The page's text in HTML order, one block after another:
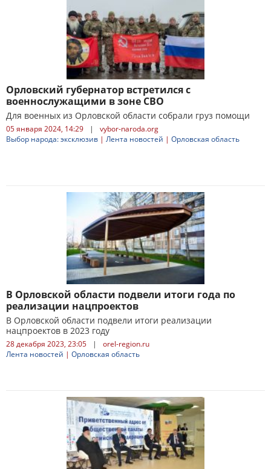
Орловский губернатор встретился с
военнослужащими в зоне СВО
Для военных из Орловской области собрали груз помощи
05 января 2024, 14:29 |
vybor-naroda.org
Выбор народа: эксклюзив | Лента новостей | Орловская область
В Орловской области подвели итоги года по
реализации нацпроектов
В Орловской области подвели итоги реализации
нацпроектов в 2023 году
28 декабря 2023, 23:05 |
orel-region.ru
Лента новостей | Орловская область